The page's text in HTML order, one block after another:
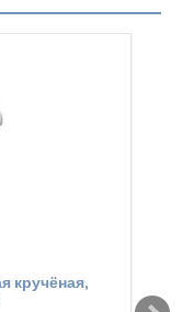
кручёная,